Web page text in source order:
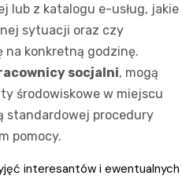
lub z katalogu e-usług, jakie
sytuacji oraz czy
na konkretną godzinę.
socjalni, mogą
środowiskowe w miejscu
standardowej procedury
pomocy.
interesantów i ewentualnych